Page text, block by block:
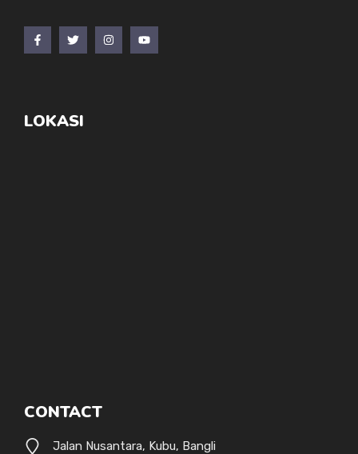
LOKASI
CONTACT
Jalan Nusantara, Kubu, Bangli